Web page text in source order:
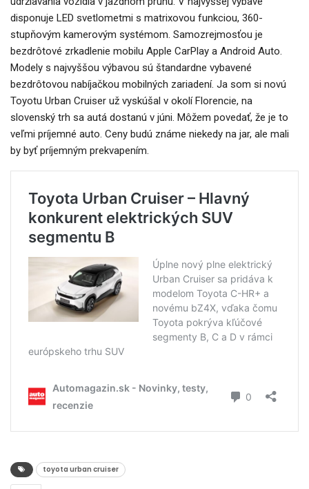
disponuje LED svetlometmi s matrixovou funkciou, 360-
stupňovým kamerovým systémom. Samozrejmosťou je
bezdrôtové zrkadlenie mobilu Apple CarPlay a Android Auto.
Modely s najvyššou výbavou sú štandardne vybavené
bezdrôtovou nabíjačkou mobilných zariadení. Ja som si novú
Toyotu Urban Cruiser už vyskúšal v okolí Florencie, na
slovenský trh sa autá dostanú v júni. Môžem povedať, že je to
veľmi príjemné auto. Ceny budú známe niekedy na jar, ale mali
by byť príjemným prekvapením.
toyota urban cruiser